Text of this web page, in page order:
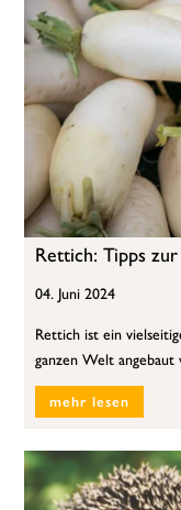
Rettich: Tipps
04. Juni 2024
Rettich ist ein
ganzen Welt
mehr lesen